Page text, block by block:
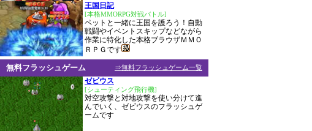
王国日記
[本格MMORPG対戦バトル]
ペットと一緒に王国を護ろう！自動
戦闘やイベントスキップなどながら
作業に特化した本格ブラウザＭＭＯ
ＲＰＧです
⇒無料フラッシュゲーム一覧
無料フラッシュゲーム
ゼビウス
[シューティング飛行機]
対空攻撃と対地攻撃を使い分けて進
んでいく、ゼビウスのフラッシュゲ
ームです